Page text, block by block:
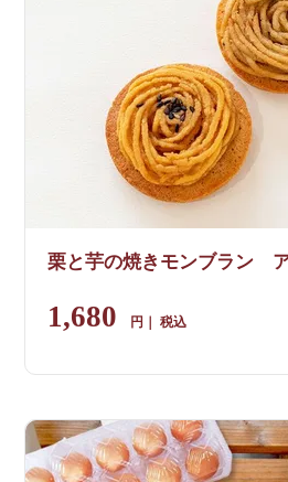
栗と芋の焼きモンブラン
1,680 税込